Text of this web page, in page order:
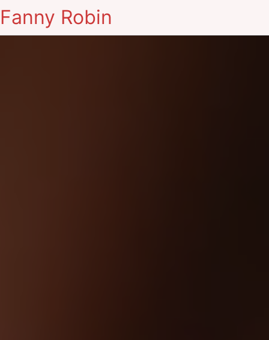
Fanny Robin